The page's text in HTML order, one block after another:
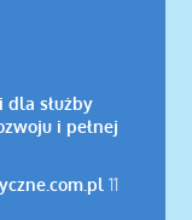
dla służby
i pełnej
11